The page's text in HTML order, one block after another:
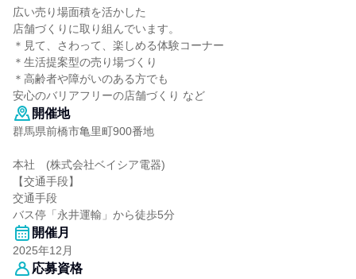
広い売り場面積を活かした
店舗づくりに取り組んでいます。
＊見て、さわって、楽しめる体験コーナー
＊生活提案型の売り場づくり
＊高齢者や障がいのある方でも
安心のバリアフリーの店舗づくり など
開催地
群馬県前橋市亀里町900番地
本社 (株式会社ベイシア電器)
【交通手段】
交通手段
バス停「永井運輸」から徒歩5分
開催月
2025年12月
応募資格